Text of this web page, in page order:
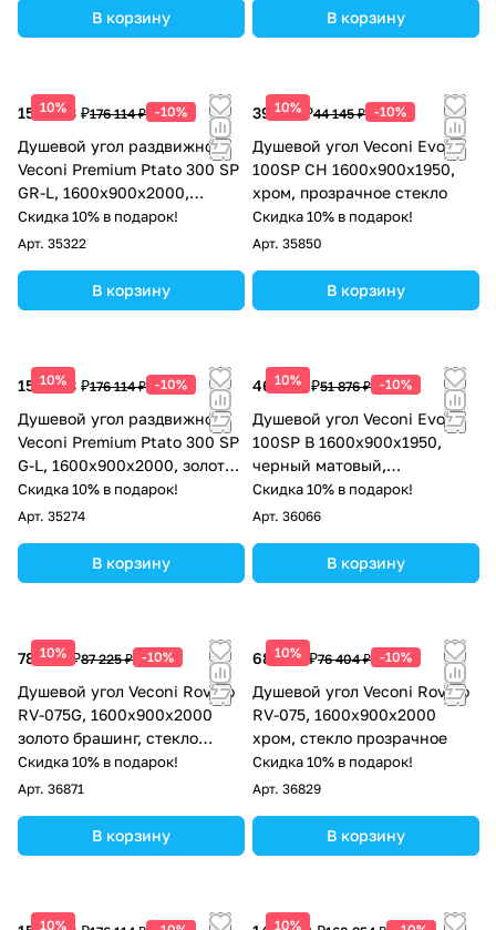
В корзину В корзину
10%
158 503 ₽176 114 ₽ -10%
Душевой угол раздвижной
Veconi Premium Ptato 300 SP
GR-L, 1600х900x2000,
брашированный графит,
стекло прозрачное
Скидка 10% в подарок!
Арт. 35322
В корзину
10%
39 731 ₽44 145 ₽ -10%
Душевой угол Veconi Evo
100SP CH 1600х900x1950,
хром, прозрачное стекло
Скидка 10% в подарок!
Арт. 35850
В корзину
10%
158 503 ₽176 114 ₽ -10%
Душевой угол раздвижной
Veconi Premium Ptato 300 SP
G-L, 1600х900x2000, золото
брашированный, стекло
прозрачное
Скидка 10% в подарок!
Арт. 35274
В корзину
10%
46 688 ₽51 876 ₽ -10%
Душевой угол Veconi Evo
100SP B 1600х900x1950,
черный матовый,
тонированное стекло
Скидка 10% в подарок!
Арт. 36066
В корзину
10%
78 503 ₽87 225 ₽ -10%
Душевой угол Veconi Rovigo
RV-075G, 1600х900х2000
золото брашинг, стекло
прозрачное
Скидка 10% в подарок!
Арт. 36871
В корзину
10%
68 764 ₽76 404 ₽ -10%
Душевой угол Veconi Rovigo
RV-075, 1600х900х2000
хром, стекло прозрачное
Скидка 10% в подарок!
Арт. 36829
В корзину
10% 10%